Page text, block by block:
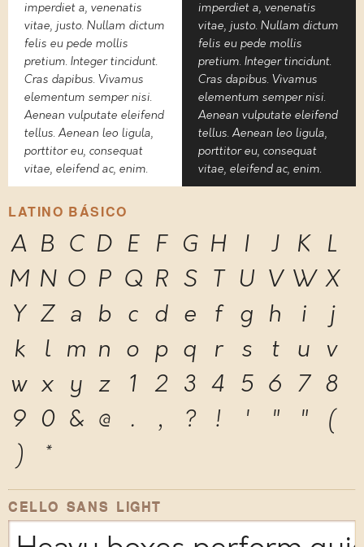
imperdiet a, venenatis
vitae, justo. Nullam dictum
felis eu pede mollis
pretium. Integer tincidunt.
Cras dapibus. Vivamus
elementum semper nisi.
Aenean vulputate eleifend
tellus. Aenean leo ligula,
porttitor eu, consequat
vitae, eleifend ac, enim.
imperdiet a, venenatis
vitae, justo. Nullam dictum
felis eu pede mollis
pretium. Integer tincidunt.
Cras dapibus. Vivamus
elementum semper nisi.
Aenean vulputate eleifend
tellus. Aenean leo ligula,
porttitor eu, consequat
vitae, eleifend ac, enim.
LATINO BÁSICO
A B C D E F G H I J K
L
M N O P Q R S T U V W X
Y Z a b c d e f g h i
j
k
l m n o p q r s t u
v
w x y z 1 2 3 4 5 6 7 8
9 0 & @ . , ? ! ' " "
(
)
*
CELLO SANS LIGHT